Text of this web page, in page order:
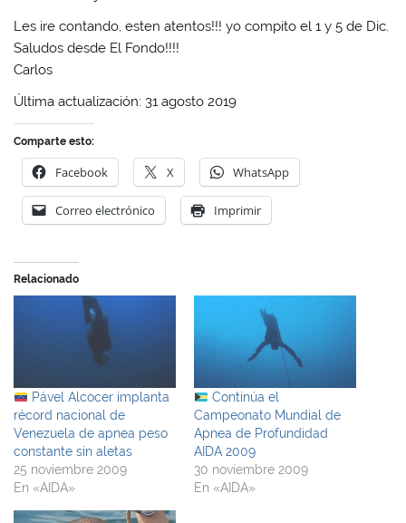
Les ire contando, esten atentos!!! yo compito el 1 y 5 de Dic.
Saludos desde El Fondo!!!!
Carlos
Última actualización: 31 agosto 2019
Comparte esto:
Facebook X WhatsApp
Correo electrónico Imprimir
Relacionado
Pável Alcocer implanta
récord nacional de
Venezuela de apnea peso
constante sin aletas
25 noviembre 2009
En «AIDA»
Continúa el
Campeonato Mundial de
Apnea de Profundidad
AIDA 2009
30 noviembre 2009
En «AIDA»